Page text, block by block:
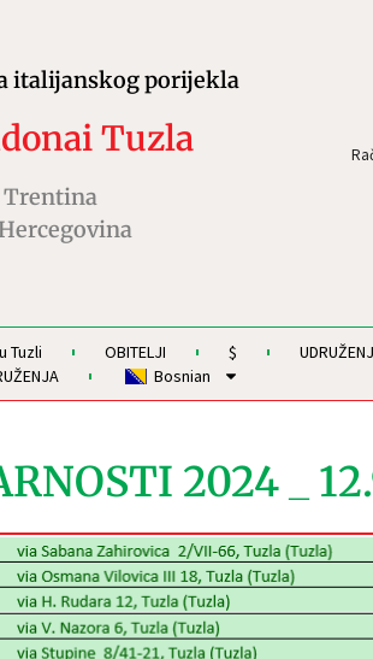
italijanskog porijekla
Tuzla
Trentina
Tuzli OBITELJI $
Bosnian
2024 _